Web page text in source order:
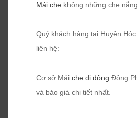
Mái che không những che
Quý khách hàng tại Huyện
liên hệ:
Cơ sở Mái che di động Đông
và báo giá chi tiết nhất.